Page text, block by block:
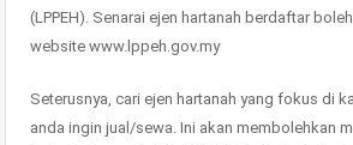
(LPPEH). Senarai ejen hartanah berdaftar
website www.lppeh.gov.my
Seterusnya, cari ejen hartanah yang fokus di
anda ingin jual/sewa. Ini akan membolehkan